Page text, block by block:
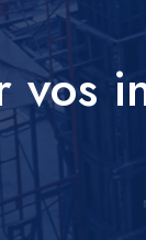
vos